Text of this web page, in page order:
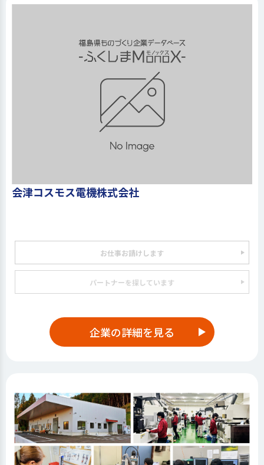
会津コスモス電機株式会社
お仕事お請けします
パートナーを探しています
企業の詳細を見る